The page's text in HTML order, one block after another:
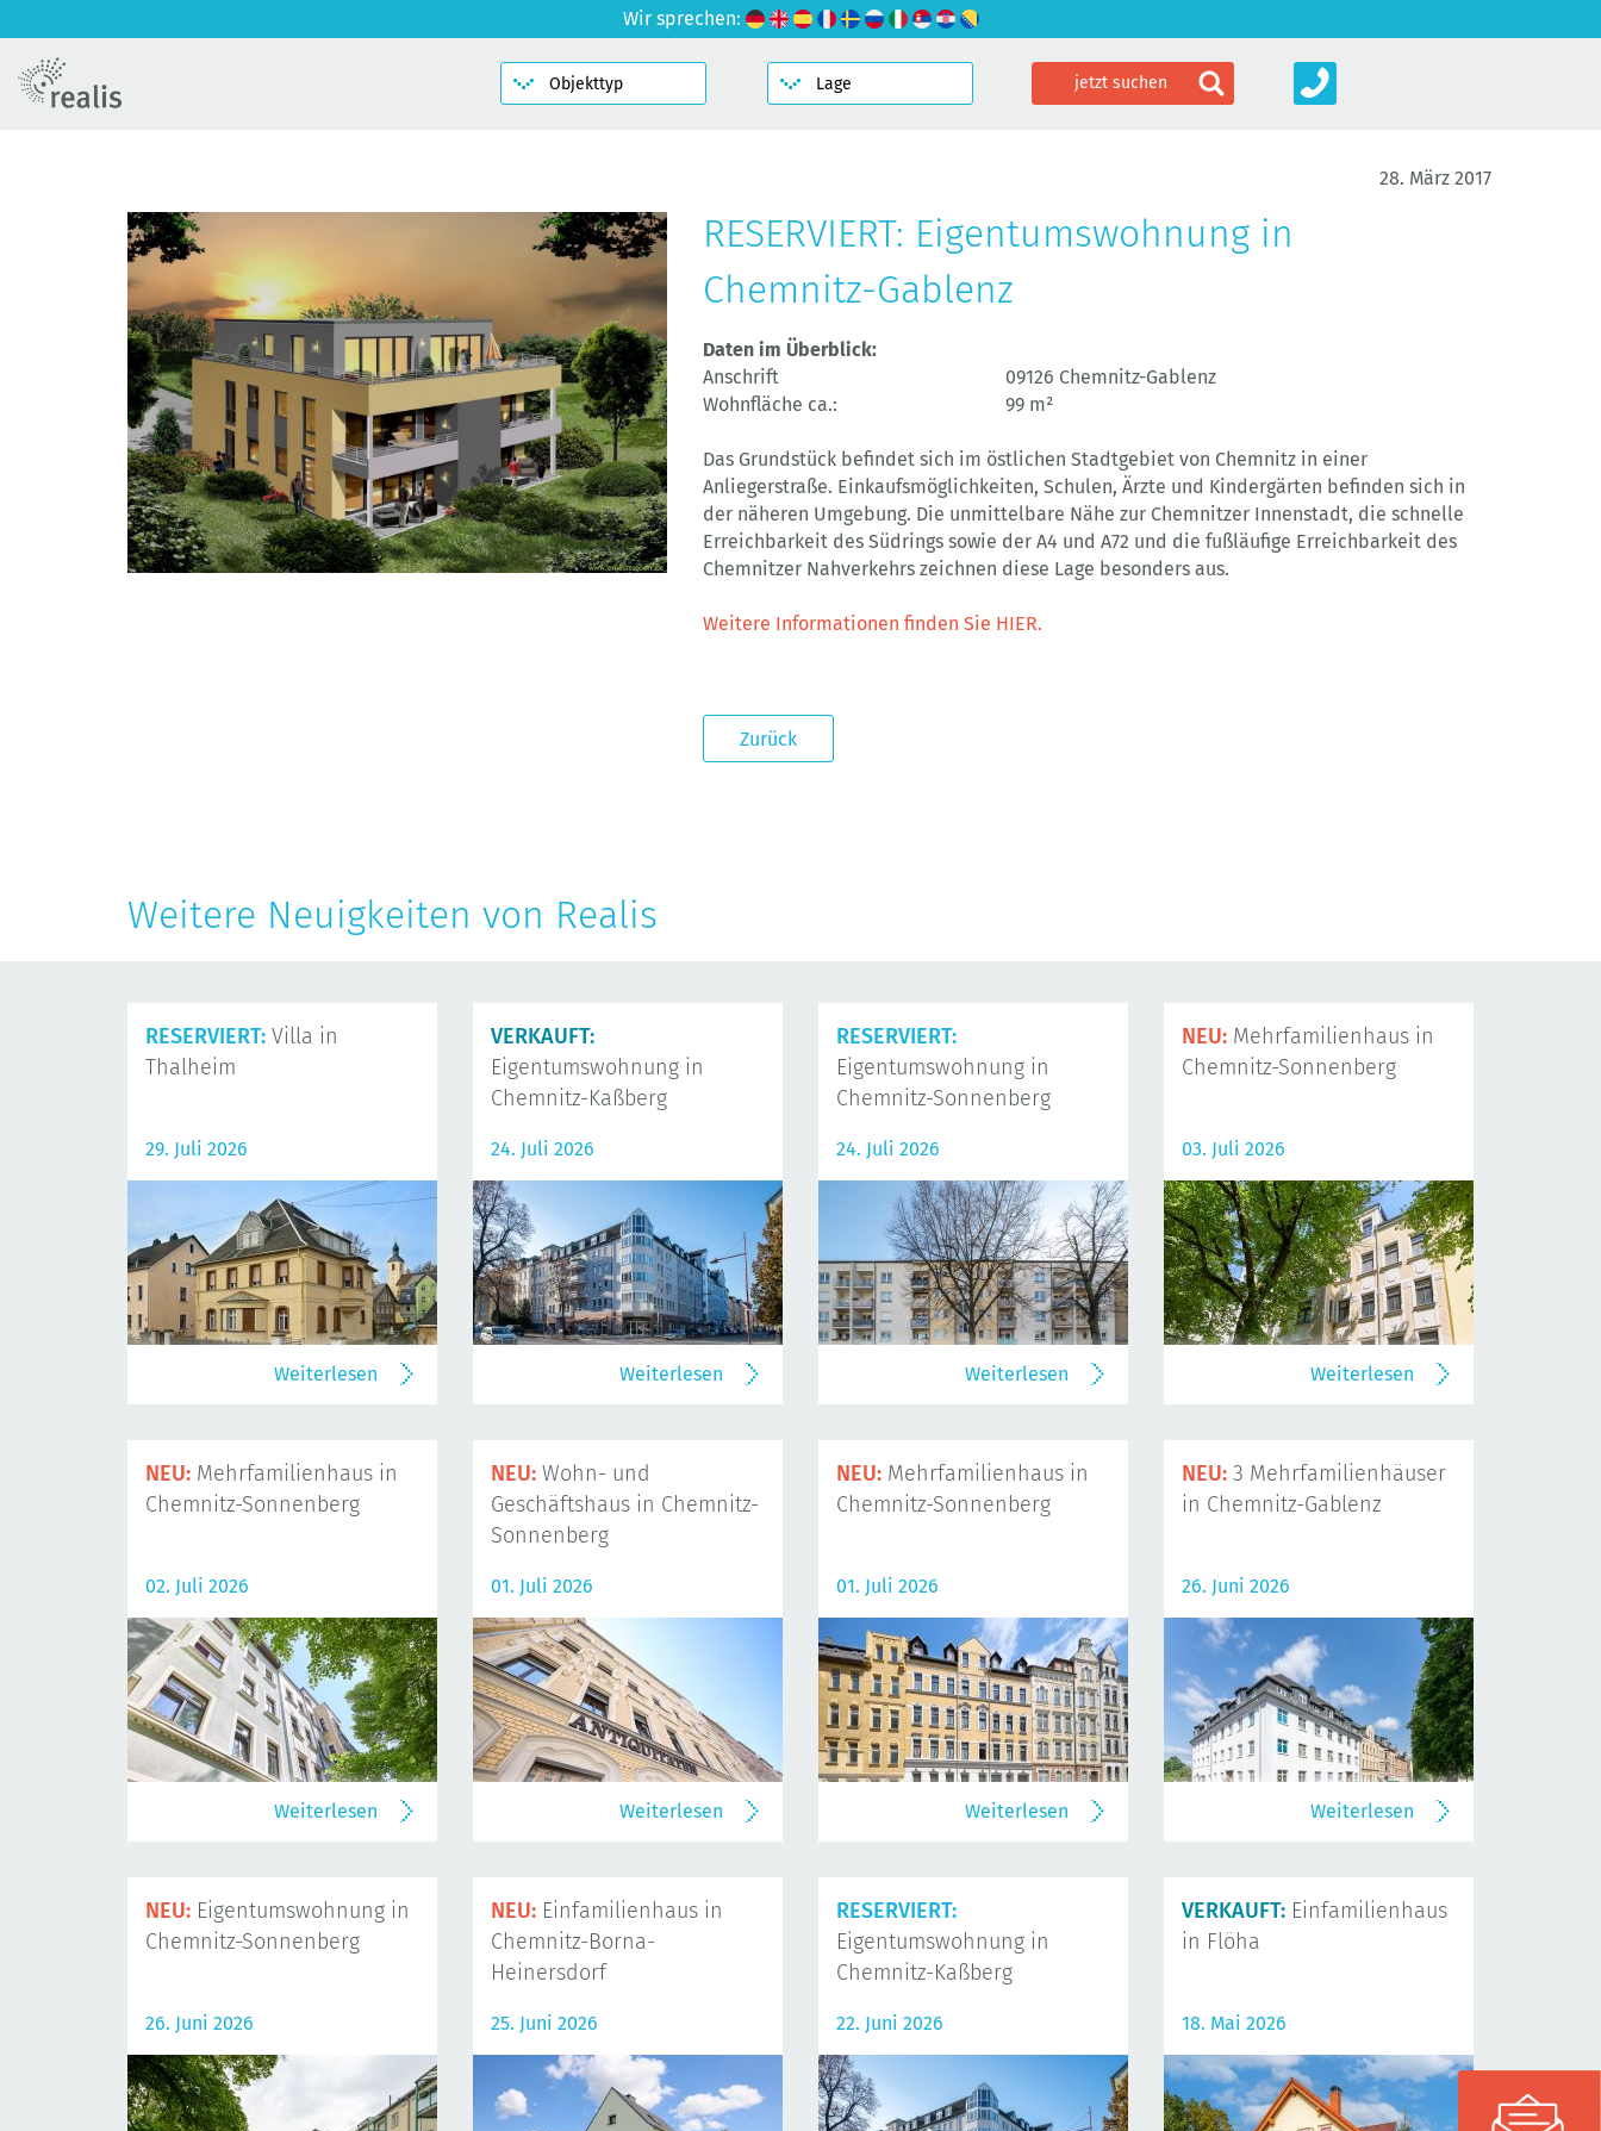
Wir sprechen:
28. März 2017
RESERVIERT: Eigentumswohnung in
Chemnitz-Gablenz
Daten im Überblick:
Anschrift
09126 Chemnitz-Gablenz
Wohnfläche ca.:
99 m²
Das Grundstück befindet sich im östlichen Stadtgebiet von Chemnitz in einer
Anliegerstraße. Einkaufsmöglichkeiten, Schulen, Ärzte und Kindergärten befinden sich in
der näheren Umgebung. Die unmittelbare Nähe zur Chemnitzer Innenstadt, die schnelle
Erreichbarkeit des Südrings sowie der A4 und A72 und die fußläufige Erreichbarkeit des
Chemnitzer Nahverkehrs zeichnen diese Lage besonders aus.
Weitere Informationen finden Sie HIER.
Zurück
Weitere Neuigkeiten von Realis
RESERVIERT: Villa in
Thalheim
29. Juli 2026
Weiterlesen
VERKAUFT:
Eigentumswohnung in
Chemnitz-Kaßberg
24. Juli 2026
Weiterlesen
RESERVIERT:
Eigentumswohnung in
Chemnitz-Sonnenberg
24. Juli 2026
Weiterlesen
NEU: Mehrfamilienhaus in
Chemnitz-Sonnenberg
03. Juli 2026
Weiterlesen
NEU: Mehrfamilienhaus in
Chemnitz-Sonnenberg
02. Juli 2026
Weiterlesen
NEU: Wohn- und
Geschäftshaus in Chemnitz-
Sonnenberg
01. Juli 2026
Weiterlesen
NEU: Mehrfamilienhaus in
Chemnitz-Sonnenberg
01. Juli 2026
Weiterlesen
NEU: 3 Mehrfamilienhäuser
in Chemnitz-Gablenz
26. Juni 2026
Weiterlesen
NEU: Eigentumswohnung in
Chemnitz-Sonnenberg
26. Juni 2026
NEU: Einfamilienhaus in
Chemnitz-Borna-
Heinersdorf
25. Juni 2026
RESERVIERT:
Eigentumswohnung in
Chemnitz-Kaßberg
22. Juni 2026
VERKAUFT: Einfamilienhaus
in Flöha
18. Mai 2026